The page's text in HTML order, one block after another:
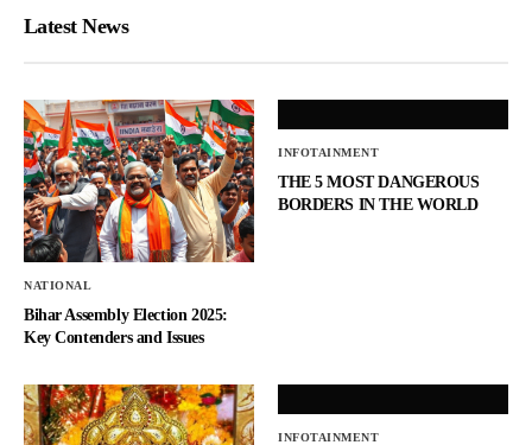
Latest News
NATIONAL
Bihar Assembly Election 2025:
Key Contenders and Issues
INFOTAINMENT
THE 5 MOST DANGEROUS
BORDERS IN THE WORLD
INFOTAINMENT